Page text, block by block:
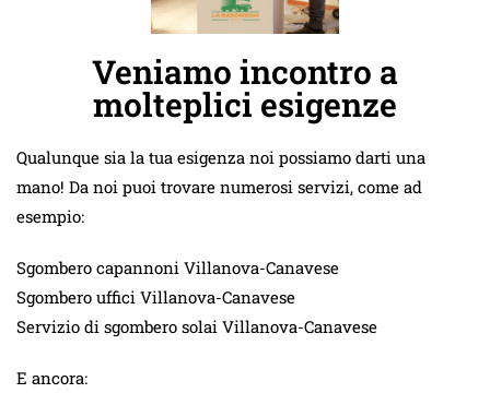
Veniamo incontro a
molteplici esigenze
Qualunque sia la tua esigenza noi possiamo darti una
mano! Da noi puoi trovare numerosi servizi, come ad
esempio:
Sgombero capannoni Villanova-Canavese
Sgombero uffici Villanova-Canavese
Servizio di sgombero solai Villanova-Canavese
E ancora: